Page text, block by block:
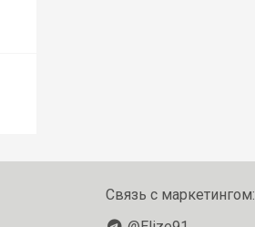
Связь с маркетингом: